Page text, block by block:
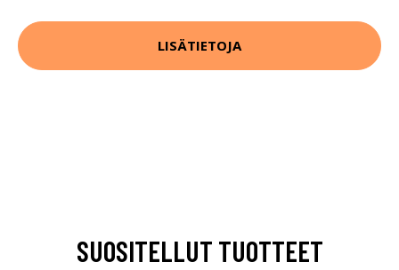
LISÄTIETOJA
SUOSITELLUT TUOTTEET